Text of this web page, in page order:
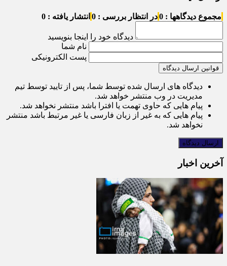
مجموع دیدگاهها : 0 در انتظار بررسی : 0 انتشار یافته : 0
دیدگاه خود را اینجا بنویسید
نام شما
پست الکترونیکی
قوانین ارسال دیدگاه
دیدگاه های ارسال شده توسط شما، پس از تایید توسط تیم
مدیریت در وب منتشر خواهد شد.
پیام هایی که حاوی تهمت یا افترا باشد منتشر نخواهد شد.
پیام هایی که به غیر از زبان فارسی یا غیر مرتبط باشد منتشر
نخواهد شد.
آخرین اخبار